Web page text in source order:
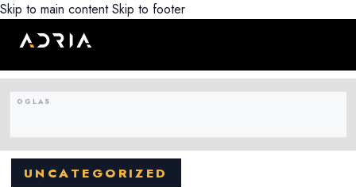
Skip to main content Skip to footer
UNCATEGORIZED